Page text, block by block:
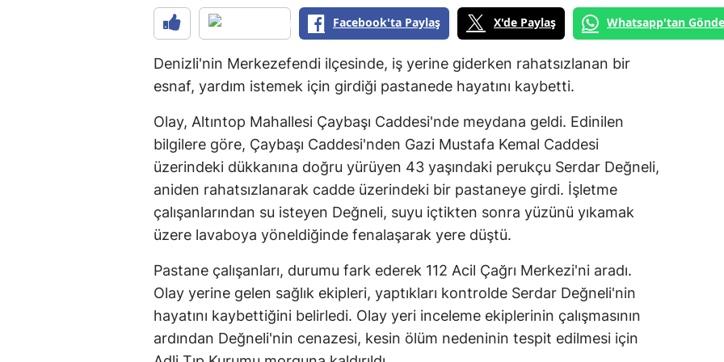
Facebook'ta Paylaş X'de Paylaş Whatsapp'tan
Denizli'nin Merkezefendi ilçesinde, iş yerine giderken rahatsızlanan bir
esnaf, yardım istemek için girdiği pastanede hayatını kaybetti.
Olay, Altıntop Mahallesi Çaybaşı Caddesi'nde meydana geldi. Edinilen
bilgilere göre, Çaybaşı Caddesi'nden Gazi Mustafa Kemal Caddesi
üzerindeki dükkanına doğru yürüyen 43 yaşındaki perukçu Serdar Değneli,
aniden rahatsızlanarak cadde üzerindeki bir pastaneye girdi. İşletme
çalışanlarından su isteyen Değneli, suyu içtikten sonra yüzünü yıkamak
üzere lavaboya yöneldiğinde fenalaşarak yere düştü.
Pastane çalışanları, durumu fark ederek 112 Acil Çağrı Merkezi'ni aradı.
Olay yerine gelen sağlık ekipleri, yaptıkları kontrolde Serdar Değneli'nin
hayatını kaybettiğini belirledi. Olay yeri inceleme ekiplerinin çalışmasının
ardından Değneli'nin cenazesi, kesin ölüm nedeninin tespit edilmesi için